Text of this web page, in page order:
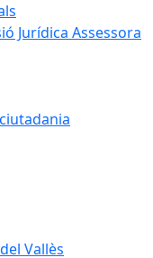
Jurídica Assessora
Vallès